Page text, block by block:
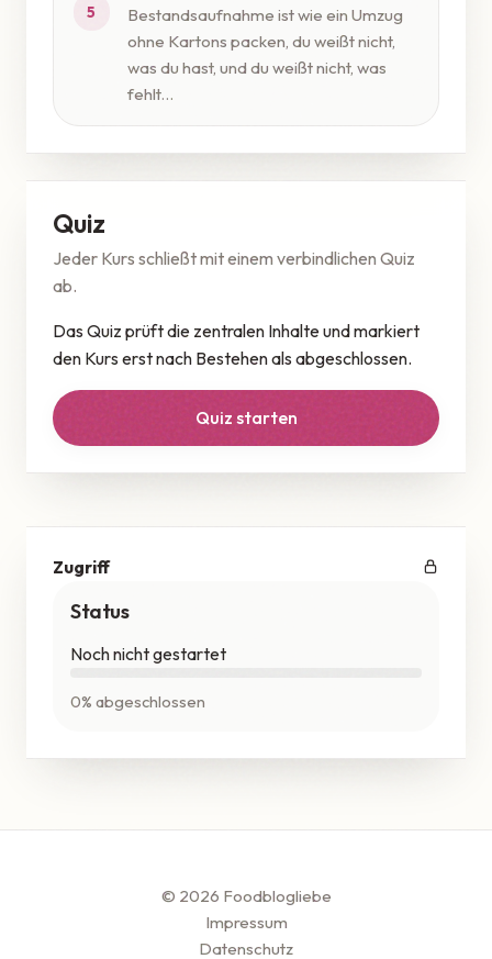
5
Bestandsaufnahme ist wie ein Umzug
ohne Kartons packen, du weißt nicht,
was du hast, und du weißt nicht, was
fehlt...
Quiz
Jeder Kurs schließt mit einem verbindlichen Quiz
ab.
Das Quiz prüft die zentralen Inhalte und markiert
den Kurs erst nach Bestehen als abgeschlossen.
Quiz starten
Zugriff
Status
Noch nicht gestartet
0% abgeschlossen
© 2026 Foodblogliebe
Impressum
Datenschutz